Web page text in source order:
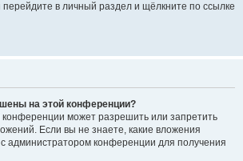
перейдите в личный раздел и щёлкните по ссылке
на этой конференции?
может разрешить или запретить
Если вы не знаете, какие вложения
администратором конференции для получения